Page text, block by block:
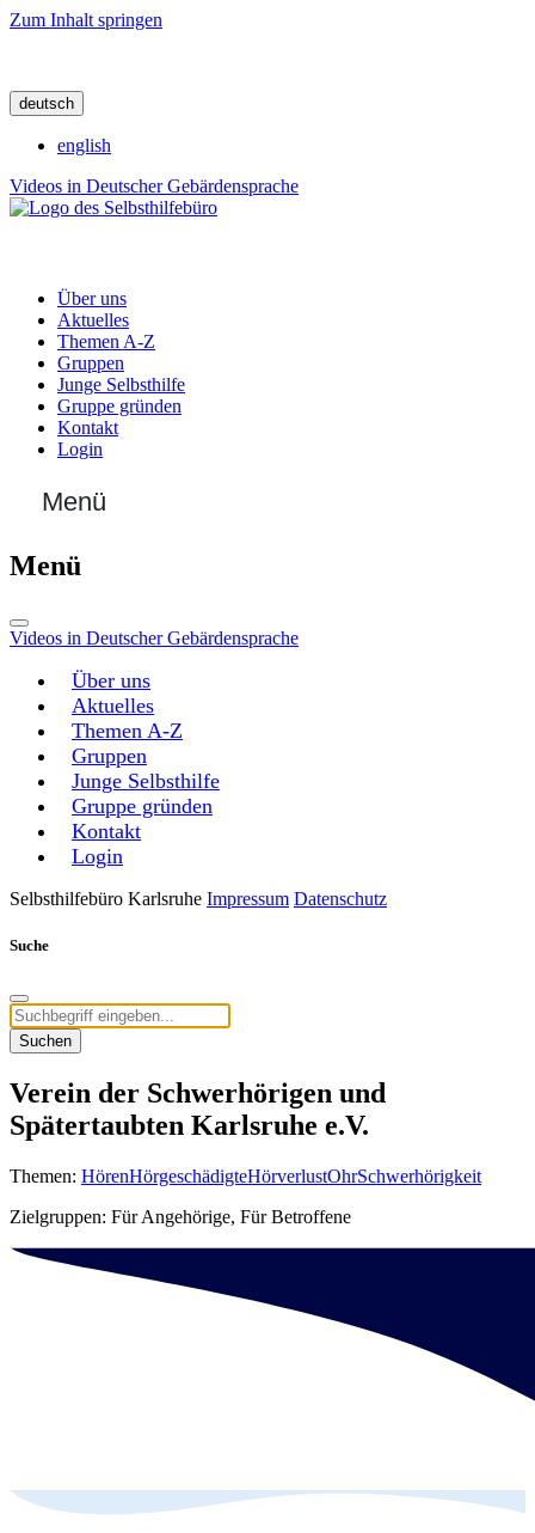
Zum Inhalt springen
deutsch
english
Videos in Deutscher Gebärdensprache
Über uns
Aktuelles
Themen A-Z
Gruppen
Junge Selbsthilfe
Gruppe gründen
Kontakt
Login
Menü
Menü
Videos in Deutscher Gebärdensprache
Über uns
Aktuelles
Themen A-Z
Gruppen
Junge Selbsthilfe
Gruppe gründen
Kontakt
Login
Selbsthilfebüro Karlsruhe Impressum Datenschutz
Suche
Suchen
Verein der Schwerhörigen und
Spätertaubten Karlsruhe e.V.
Themen: HörenHörgeschädigteHörverlustOhrSchwerhörigkeit
Zielgruppen: Für Angehörige, Für Betroffene